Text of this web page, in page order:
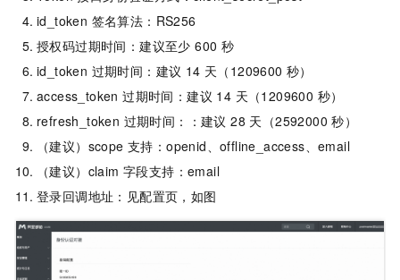
id_token 签名算法：RS256
授权码过期时间：建议至少 600 秒
id_token 过期时间：建议 14 天（1209600 秒）
access_token 过期时间：建议 14 天（1209600 秒）
refresh_token 过期时间：：建议 28 天（2592000 秒）
（建议）scope 支持：openid、offline_access、email
（建议）claim 字段支持：email
登录回调地址：见配置页，如图